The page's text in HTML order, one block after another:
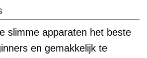
slimme apparaten het beste
en gemakkelijk te